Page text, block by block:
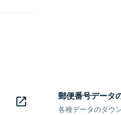
郵便番号データ
各種データのダウ